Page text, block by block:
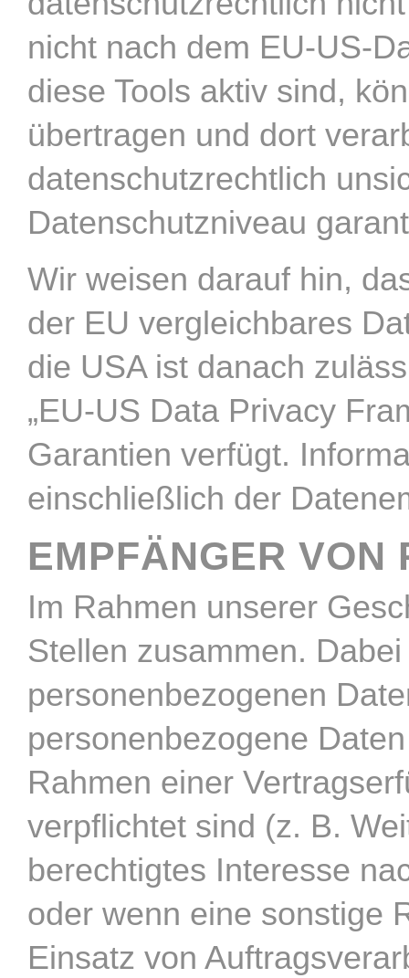
nicht nach dem EU-US-
diese Tools aktiv sind,
übertragen und dort
datenschutzrechtlich
Datenschutzniveau
Wir weisen darauf hin,
der EU vergleichbares
die USA ist danach
„EU-US Data Privacy
Garantien verfügt.
einschließlich der
EMPFÄNGER VON
Im Rahmen unserer
Stellen zusammen.
personenbezogenen
personenbezogene
Rahmen einer
verpflichtet sind (z. B.
berechtigtes Interesse
oder wenn eine sonstige
Einsatz von